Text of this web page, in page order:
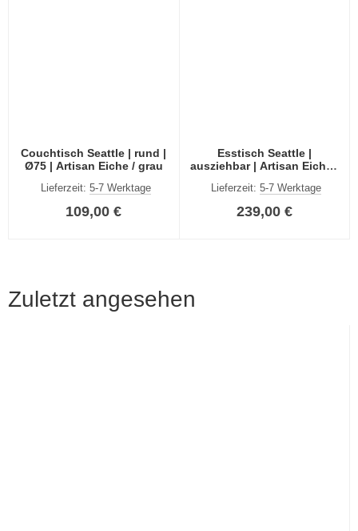
Couchtisch Seattle | rund |
Ø75 | Artisan Eiche / grau
Lieferzeit: 5-7 Werktage
109,00 €
Esstisch Seattle |
ausziehbar | Artisan Eiche /
Lieferzeit:5-7 Werktage
239,00 €
Zuletzt angesehen